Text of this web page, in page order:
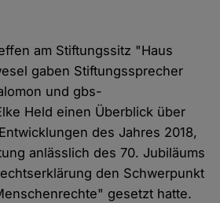
am Stiftungssitz "Haus
gaben Stiftungssprecher
und gbs-
Held einen Überblick über
des Jahres 2018,
anlässlich des 70. Jubiläums
den Schwerpunkt
gesetzt hatte.